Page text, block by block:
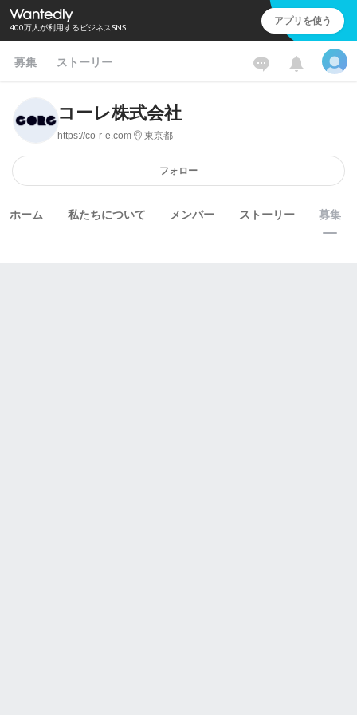
400万人が利用するビジネスSNS アプリを使う
募集 ストーリー
コーレ株式会社
https://co-r-e.com 東京都
フォロー
ホーム 私たちについて メンバー ストーリー 募集